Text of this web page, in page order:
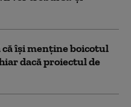
că îşi menţine boicotul
dacă proiectul de